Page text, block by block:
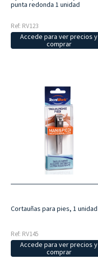
punta redonda 1 unidad
Ref: RV123
Accede para ver precios y
comprar
Cortauñas para pies, 1 unidad
Ref: RV145
Accede para ver precios y
comprar